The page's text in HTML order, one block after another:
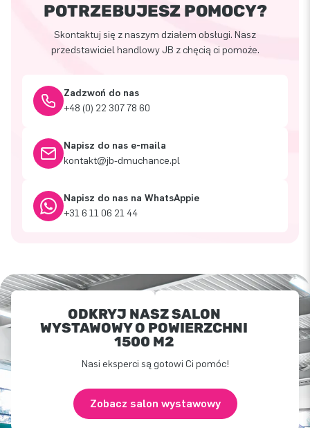
POTRZEBUJESZ POMOCY?
Skontaktuj się z naszym działem obsługi. Nasz
przedstawiciel handlowy JB z chęcią ci pomoże.
Zadzwoń do nas
+48 (0) 22 307 78 60
Napisz do nas e-maila
kontakt@jb-dmuchance.pl
Napisz do nas na WhatsAppie
+31 6 11 06 21 44
ODKRYJ NASZ SALON
WYSTAWOWY O POWIERZCHNI
1500 M2
Nasi eksperci są gotowi Ci pomóc!
Zobacz salon wystawowy